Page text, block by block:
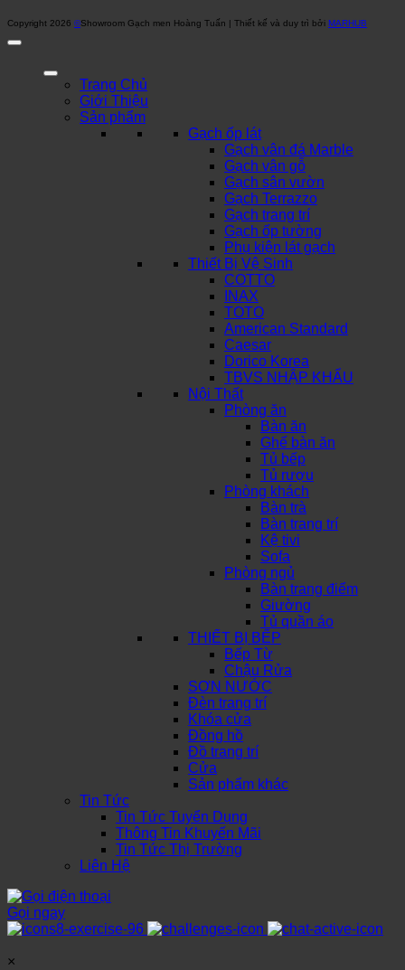
Copyright 2026 ©Showroom Gạch men Hoàng Tuấn | Thiết kế và duy trì bởi MARHUB
Trang Chủ
Giới Thiệu
Sản phẩm
Gạch ốp lát
Gạch vân đá Marble
Gạch vân gỗ
Gạch sân vườn
Gạch Terrazzo
Gạch trang trí
Gạch ốp tường
Phụ kiện lát gạch
Thiết Bị Vệ Sinh
COTTO
INAX
TOTO
American Standard
Caesar
Dorico Korea
TBVS NHẬP KHẨU
Nội Thất
Phòng ăn
Bàn ăn
Ghế bàn ăn
Tủ bếp
Tủ rượu
Phòng khách
Bàn trà
Bàn trang trí
Kệ tivi
Sofa
Phòng ngủ
Bàn trang điểm
Giường
Tủ quần áo
THIẾT BỊ BẾP
Bếp Từ
Chậu Rửa
SƠN NƯỚC
Đèn trang trí
Khóa cửa
Đồng hồ
Đồ trang trí
Cửa
Sản phẩm khác
Tin Tức
Tin Tức Tuyển Dụng
Thông Tin Khuyến Mãi
Tin Tức Thị Trường
Liên Hệ
Gọi ngay
×